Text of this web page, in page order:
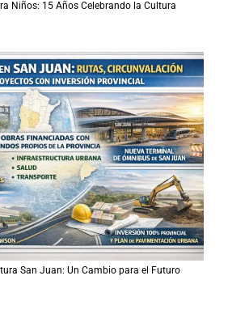
Niños: 15 Años Celebrando la Cultura
San Juan: Un Cambio para el Futuro